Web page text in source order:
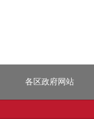
各区政府网站